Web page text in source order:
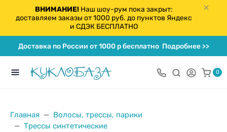
ВНИМАНИЕ!Наш шоу-рум пока закрыт:
доставляем заказы от 1000 руб. до пунктов Яндекс
и СДЭК БЕСПЛАТНО
Доставка по России от 1000 р бесплатноПодробнее >>
0
Главная
Волосы, трессы, парики
Трессы синтетические